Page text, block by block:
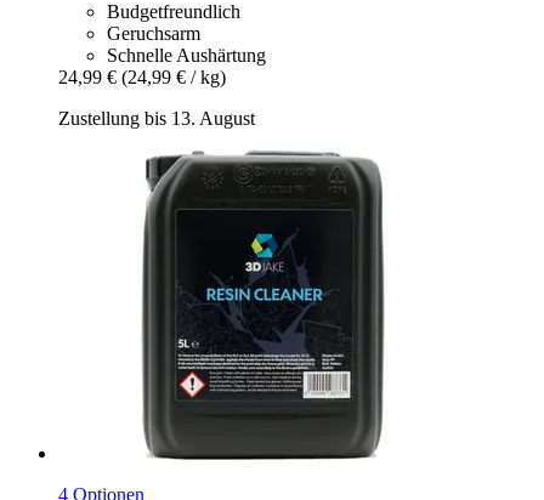
Budgetfreundlich
Geruchsarm
Schnelle Aushärtung
24,99 € (24,99 € / kg)
Zustellung bis 13. August
4 Optionen